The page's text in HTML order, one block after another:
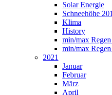
Solar Energie
Schneehöhe
Klima
History
min/max
min/max
2021
Januar
Februar
März
April